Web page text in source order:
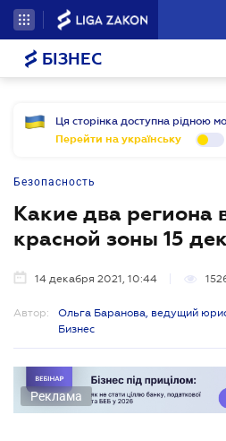
БІЗНЕС
Ця сторінка доступна рідною
Перейти на українську
Безопасность
Какие два региона
красной зоны 15
14 декабря 2021, 10:44
Автор:
Ольга Баранова, ведущий
Бизнес
Реклама